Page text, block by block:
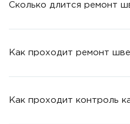
Сколько длится ремонт
Как проходит ремонт
Как проходит контроль